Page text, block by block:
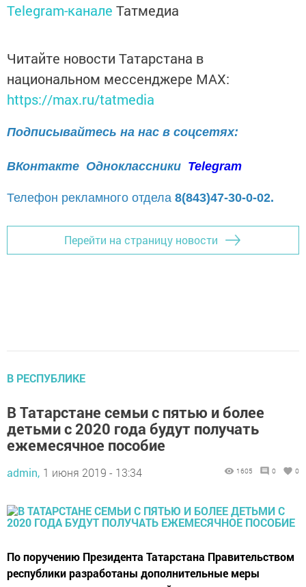
Telegram-канале Татмедиа
Читайте новости Татарстана в
национальном мессенджере MАХ:
https://max.ru/tatmedia
Подписывайтесь на нас в соцсетях:
ВКонтакте Одноклассники Telegram
Телефон рекламного отдела 8(843)47-30-0-02.
Перейти на страницу новости
В РЕСПУБЛИКЕ
В Татарстане семьи с пятью и более
детьми с 2020 года будут получать
ежемесячное пособие
admin, 1 июня 2019 - 13:34 1605 0 0
По поручению Президента Татарстана Правительством
республики разработаны дополнительные меры